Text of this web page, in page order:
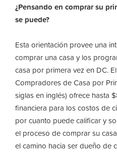
¿Pensando en comprar su
se puede?
Esta orientación provee una
comprar una casa y los
casa por primera vez en DC.
Compradores de Casa por
siglas en inglés) ofrece hasta
financiera para los costos de
por cuanto puede calificar y
el proceso de comprar su
el camino hacia ser dueño de